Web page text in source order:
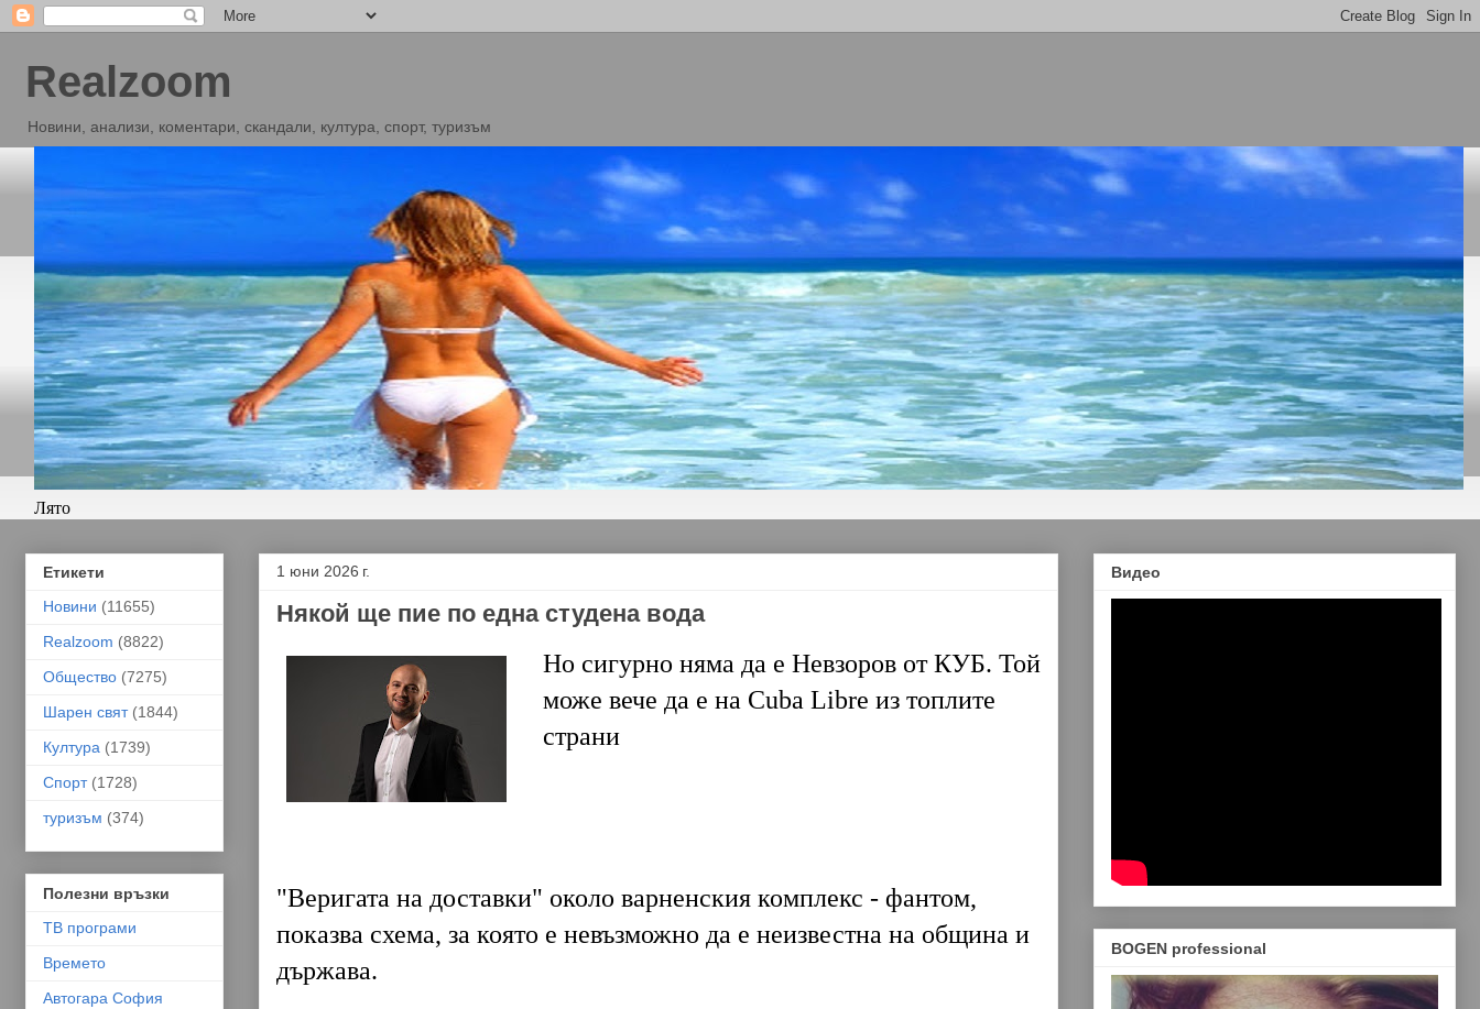
Realzoom
Новини, анализи, коментари, скандали, култура, спорт, туризъм
Лято
1 юни 2026 г.
Някой ще пие по една студена вода
Но сигурно няма да е Невзоров от КУБ. Той
може вече да е на Cuba Libre из топлите
страни
"Веригата на доставки" около варненския комплекс - фантом,
показва схема, за която е невъзможно да е неизвестна на община и
държава.
Етикети
Новини (11655)
Realzoom (8822)
Общество (7275)
Шарен свят (1844)
Култура (1739)
Спорт (1728)
туризъм (374)
Полезни връзки
ТВ програми
Времето
Автогара София
Видео
BOGEN professional